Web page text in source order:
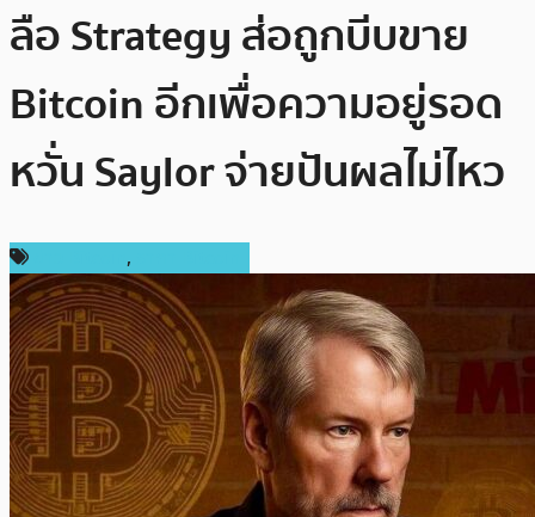
ลือ Strategy ส่อถูกบีบขาย
Bitcoin อีกเพื่อความอยู่รอด
หวั่น Saylor จ่ายปันผลไม่ไหว
,